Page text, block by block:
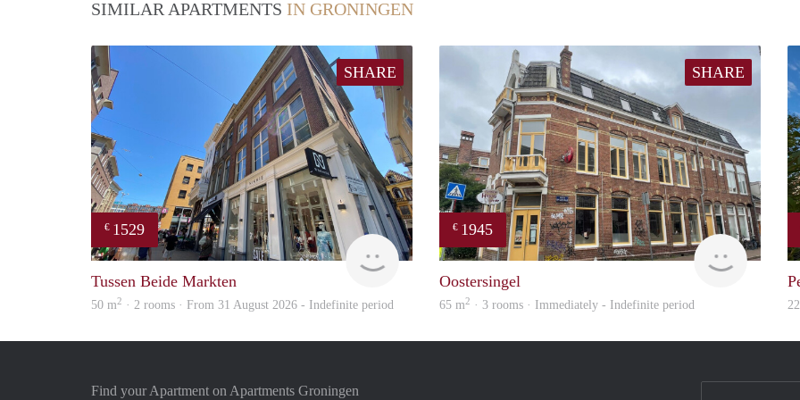
SIMILAR APARTMENTS IN GRONINGEN
SHARE
€ 1529
GrunoVerhuur
Tussen Beide Markten
50 m2 · 2 rooms · From 31 August 2026 - Indefinite period
SHARE
€ 1945
Oostersingel
65 m2 · 3 rooms · Immediately - Indefinite period
Find your Apartment on Apartments Groningen